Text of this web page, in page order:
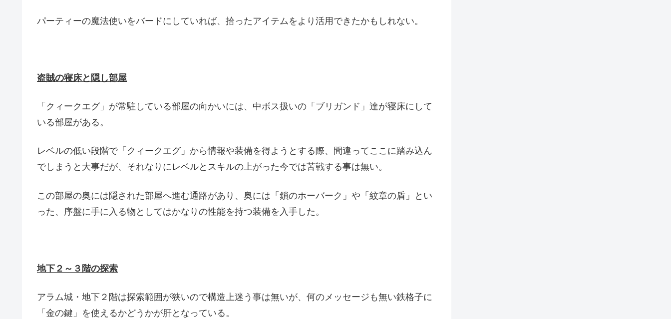
パーティーの魔法使いをバードにしていれば、拾ったアイテムをより活用できたかもしれない。
盗賊の寝床と隠し部屋
「クィークエグ」が常駐している部屋の向かいには、中ボス扱いの「ブリガンド」達が寝床にして
いる部屋がある。
レベルの低い段階で「クィークエグ」から情報や装備を得ようとする際、間違ってここに踏み込ん
でしまうと大事だが、それなりにレベルとスキルの上がった今では苦戦する事は無い。
この部屋の奥には隠された部屋へ進む通路があり、奥には「鎖のホーバーク」や「紋章の盾」とい
った、序盤に手に入る物としてはかなりの性能を持つ装備を入手した。
地下２～３階の探索
アラム城・地下２階は探索範囲が狭いので構造上迷う事は無いが、何のメッセージも無い鉄格子に
「金の鍵」を使えるかどうかが肝となっている。